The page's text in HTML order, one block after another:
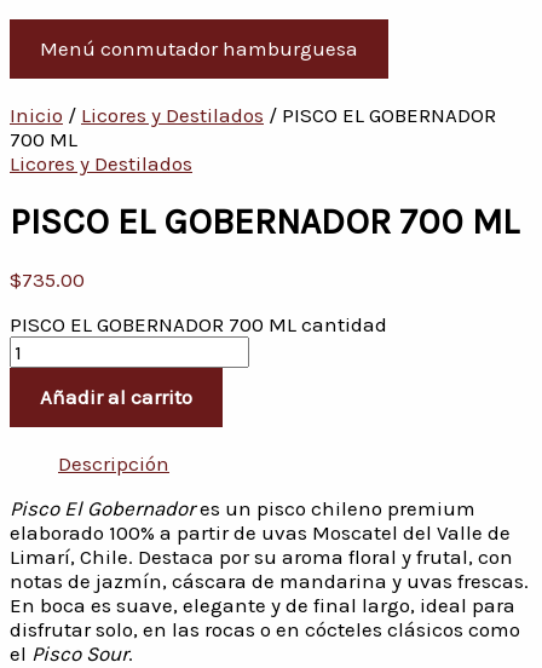
Menú conmutador hamburguesa
Inicio / Licores y Destilados / PISCO EL GOBERNADOR
700 ML
Licores y Destilados
PISCO EL GOBERNADOR 700 ML
$735.00
PISCO EL GOBERNADOR 700 ML cantidad
Añadir al carrito
Descripción
Pisco El Gobernadores un pisco chileno premium
elaborado 100% a partir de uvas Moscatel del Valle de
Limarí, Chile. Destaca por su aroma floral y frutal, con
notas de jazmín, cáscara de mandarina y uvas frescas.
En boca es suave, elegante y de final largo, ideal para
disfrutar solo, en las rocas o en cócteles clásicos como
el Pisco Sour.